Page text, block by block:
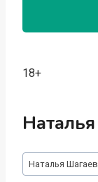
18+
Метки
записи:
Наталья